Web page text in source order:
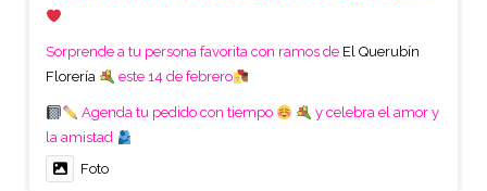
Sorprende a tu persona favorita con ramos de El Querubín
Florería
este 14 de febrero
Agenda tu pedido con tiempo
y celebra el amor y
la amistad
Foto